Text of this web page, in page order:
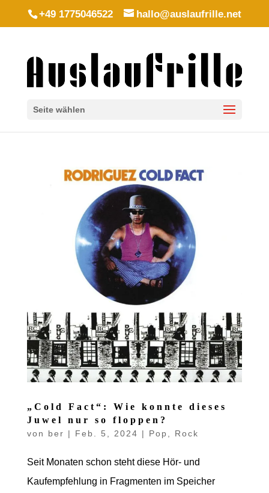
+49 1775046522 hallo@auslaufrille.net
Seite wählen
„Cold Fact“: Wie konnte dieses
Juwel nur so floppen?
von ber | Feb. 5, 2024 | Pop, Rock
Seit Monaten schon steht diese Hör- und
Kaufempfehlung in Fragmenten im Speicher